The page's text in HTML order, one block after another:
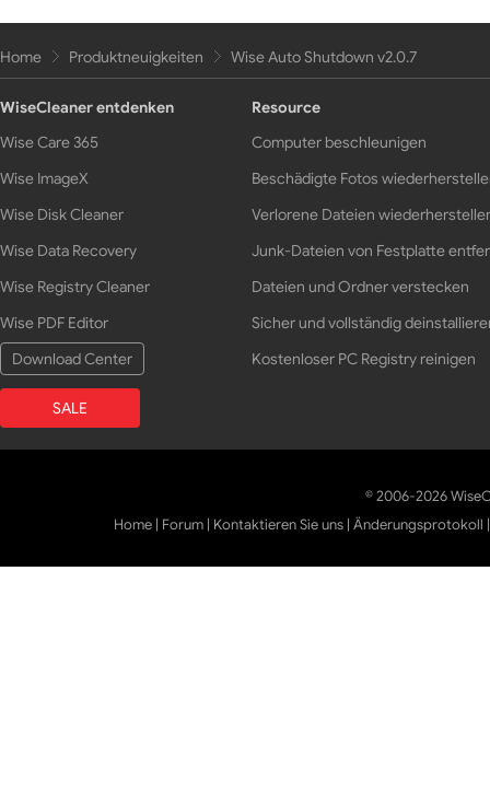
Home Produktneuigkeiten Wise Auto Shutdown v2.0.7
WiseCleaner entdenken
Wise Care 365
Wise ImageX
Wise Disk Cleaner
Wise Data Recovery
Wise Registry Cleaner
Wise PDF Editor
Download Center
SALE
Resource
Computer beschleunigen
Beschädigte Fotos
Verlorene Dateien
Junk-Dateien von Festplatte
Dateien und Ordner verstecken
Sicher und vollständig
Kostenloser PC Registry reinigen
© 2006-2026
Home | Forum | Kontaktieren Sie uns |Änderungsprotokoll